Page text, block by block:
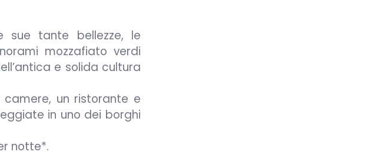
sue tante bellezze, le
mozzafiato verdi
e solida cultura
un ristorante e
in uno dei borghi
notte*.